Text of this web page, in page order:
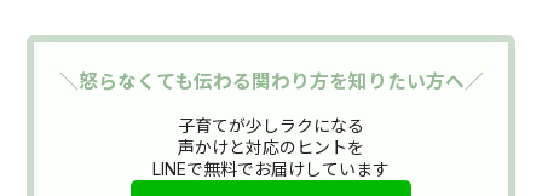
＼怒らなくても伝わる関わり方を知りたい方へ／
子育てが少しラクになる
声かけと対応のヒントを
LINEで無料でお届けしています